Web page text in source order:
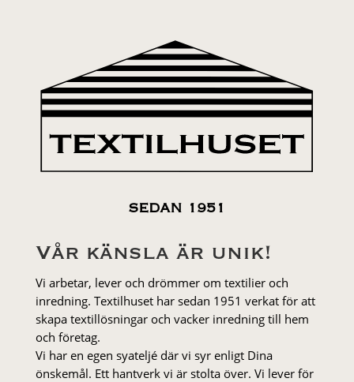
SEDAN 1951
Vår känsla är unik!
Vi arbetar, lever och drömmer om textilier och
inredning. Textilhuset har sedan 1951 verkat för att
skapa textillösningar och vacker inredning till hem
och företag.
Vi har en egen syateljé där vi syr enligt Dina
önskemål. Ett hantverk vi är stolta över. Vi lever för